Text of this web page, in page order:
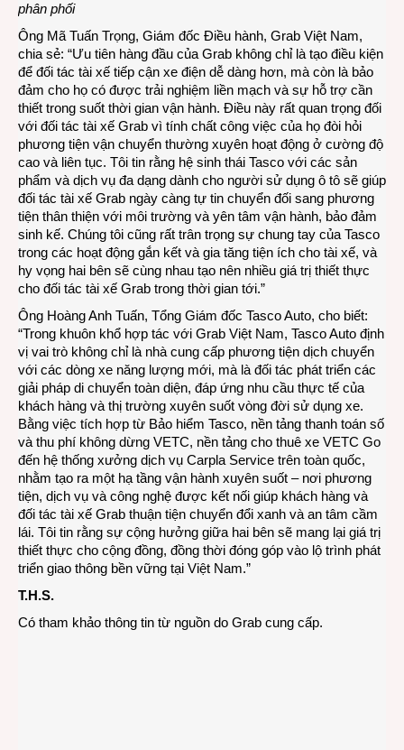
phân phối
Ông Mã Tuấn Trọng, Giám đốc Điều hành, Grab Việt Nam,
chia sẻ: “Ưu tiên hàng đầu của Grab không chỉ là tạo điều kiện
để đối tác tài xế tiếp cận xe điện dễ dàng hơn, mà còn là bảo
đảm cho họ có được trải nghiệm liền mạch và sự hỗ trợ cần
thiết trong suốt thời gian vận hành. Điều này rất quan trọng đối
với đối tác tài xế Grab vì tính chất công việc của họ đòi hỏi
phương tiện vận chuyển thường xuyên hoạt động ở cường độ
cao và liên tục. Tôi tin rằng hệ sinh thái Tasco với các sản
phẩm và dịch vụ đa dạng dành cho người sử dụng ô tô sẽ giúp
đối tác tài xế Grab ngày càng tự tin chuyển đối sang phương
tiện thân thiện với môi trường và yên tâm vận hành, bảo đảm
sinh kế. Chúng tôi cũng rất trân trọng sự chung tay của Tasco
trong các hoạt động gắn kết và gia tăng tiện ích cho tài xế, và
hy vọng hai bên sẽ cùng nhau tạo nên nhiều giá trị thiết thực
cho đối tác tài xế Grab trong thời gian tới.”
Ông Hoàng Anh Tuấn, Tổng Giám đốc Tasco Auto, cho biết:
“Trong khuôn khổ hợp tác với Grab Việt Nam, Tasco Auto định
vị vai trò không chỉ là nhà cung cấp phương tiện dịch chuyển
với các dòng xe năng lượng mới, mà là đối tác phát triển các
giải pháp di chuyển toàn diện, đáp ứng nhu cầu thực tế của
khách hàng và thị trường xuyên suốt vòng đời sử dụng xe.
Bằng việc tích hợp từ Bảo hiểm Tasco, nền tảng thanh toán số
và thu phí không dừng VETC, nền tảng cho thuê xe VETC Go
đến hệ thống xưởng dịch vụ Carpla Service trên toàn quốc,
nhằm tạo ra một hạ tầng vận hành xuyên suốt – nơi phương
tiện, dịch vụ và công nghệ được kết nối giúp khách hàng và
đối tác tài xế Grab thuận tiện chuyển đổi xanh và an tâm cầm
lái. Tôi tin rằng sự cộng hưởng giữa hai bên sẽ mang lại giá trị
thiết thực cho cộng đồng, đồng thời đóng góp vào lộ trình phát
triển giao thông bền vững tại Việt Nam.”
T.H.S.
Có tham khảo thông tin từ nguồn do Grab cung cấp.